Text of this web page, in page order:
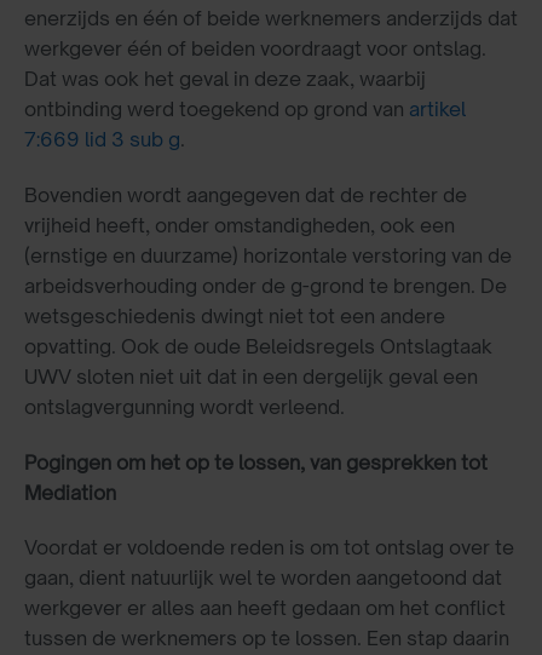
enerzijds en één of beide werknemers anderzijds dat
werkgever één of beiden voordraagt voor ontslag.
Dat was ook het geval in deze zaak, waarbij
ontbinding werd toegekend op grond van artikel
7:669 lid 3 sub g.
Bovendien wordt aangegeven dat de rechter de
vrijheid heeft, onder omstandigheden, ook een
(ernstige en duurzame) horizontale verstoring van de
arbeidsverhouding onder de g-grond te brengen. De
wetsgeschiedenis dwingt niet tot een andere
opvatting. Ook de oude Beleidsregels Ontslagtaak
UWV sloten niet uit dat in een dergelijk geval een
ontslagvergunning wordt verleend.
Pogingen om het op te lossen, van gesprekken tot
Mediation
Voordat er voldoende reden is om tot ontslag over te
gaan, dient natuurlijk wel te worden aangetoond dat
werkgever er alles aan heeft gedaan om het conflict
tussen de werknemers op te lossen. Een stap daarin